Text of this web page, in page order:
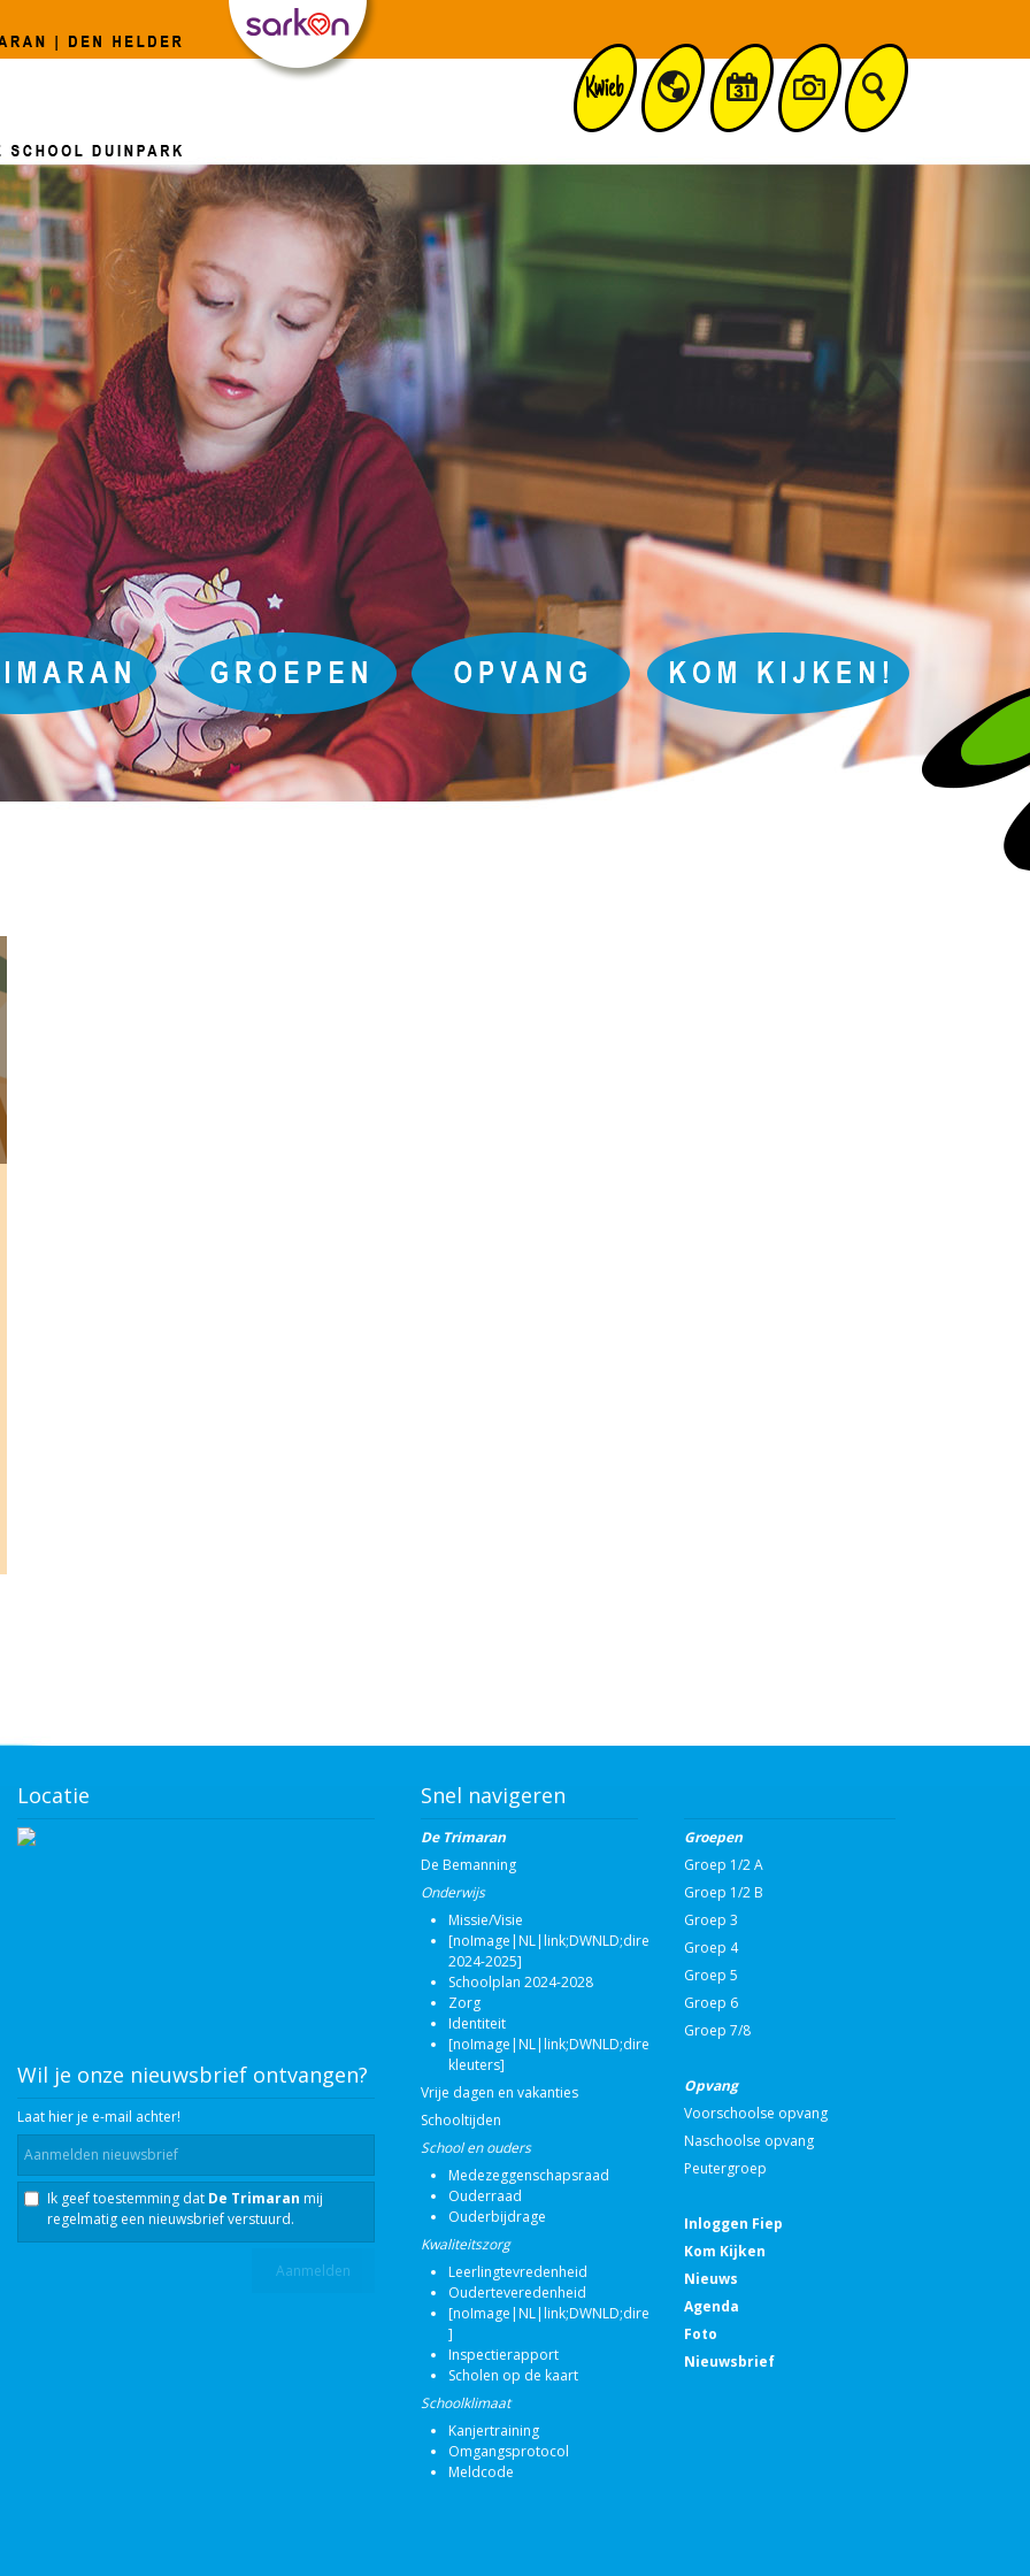
Locatie
Wil je onze nieuwsbrief ontvangen?
Laat hier je e-mail achter!
Ik geef toestemming dat De Trimaran mij
regelmatig een nieuwsbrief verstuurd.
Snel navigeren
De Trimaran
De Bemanning
Onderwijs
Missie/Visie
[noImage|NL|link;DWNLD;direct;108590|nvt|Schooljaarplan
2024-2025]
Schoolplan 2024-2028
Zorg
Identiteit
[noImage|NL|link;DWNLD;direct;108993|nvt|Schakelgroep
kleuters]
Vrije dagen en vakanties
Schooltijden
School en ouders
Medezeggenschapsraad
Ouderraad
Ouderbijdrage
Kwaliteitszorg
Leerlingtevredenheid
Ouderteveredenheid
[noImage|NL|link;DWNLD;direct;100671|nvt|Jaarverslag
]
Inspectierapport
Scholen op de kaart
Schoolklimaat
Kanjertraining
Omgangsprotocol
Meldcode
Groepen
Groep 1/2 A
Groep 1/2 B
Groep 3
Groep 4
Groep 5
Groep 6
Groep 7/8
Opvang
Voorschoolse opvang
Naschoolse opvang
Peutergroep
Inloggen Fiep
Kom Kijken
Nieuws
Agenda
Foto
Nieuwsbrief